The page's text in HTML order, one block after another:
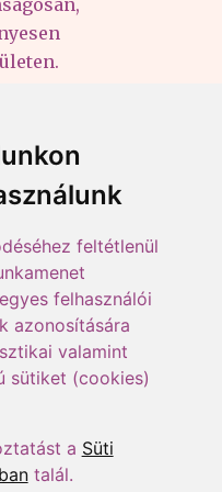
feltétlenül
felhasználói
azonosítására
valamint
sütiket (cookies)
a Süti
talál.
em.